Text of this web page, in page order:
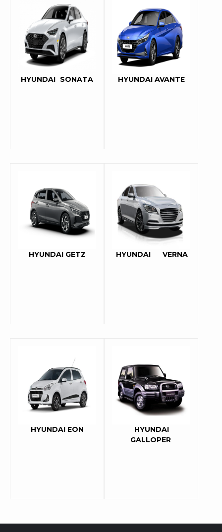
HYUNDAI SONATA HYUNDAI AVANTE
HYUNDAI GETZ HYUNDAI VERNA
HYUNDAI EON
HYUNDAI
GALLOPER